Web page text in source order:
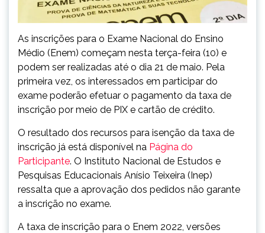
As inscrições para o Exame Nacional do Ensino
Médio (Enem) começam nesta terça-feira (10) e
podem ser realizadas até o dia 21 de maio. Pela
primeira vez, os interessados em participar do
exame poderão efetuar o pagamento da taxa de
inscrição por meio de PIX e cartão de crédito.
O resultado dos recursos para isenção da taxa de
inscrição já está disponível na Página do
Participante. O Instituto Nacional de Estudos e
Pesquisas Educacionais Anísio Teixeira (Inep)
ressalta que a aprovação dos pedidos não garante
a inscrição no exame.
A taxa de inscrição para o Enem 2022, versões